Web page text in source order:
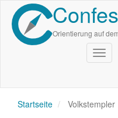
Direkt
zum
Inhalt
Orientierung auf
Startseite Volkstempler